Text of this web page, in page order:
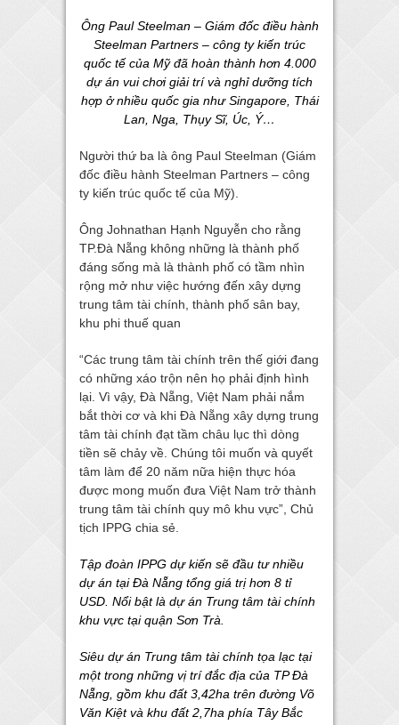
Ông Paul Steelman – Giám đốc điều hành
Steelman Partners – công ty kiến trúc
quốc tế của Mỹ đã hoàn thành hơn 4.000
dự án vui chơi giải trí và nghỉ dưỡng tích
hợp ở nhiều quốc gia như Singapore, Thái
Lan, Nga, Thụy Sĩ, Úc, Ý…
Người thứ ba là ông Paul Steelman (Giám
đốc điều hành Steelman Partners – công
ty kiến trúc quốc tế của Mỹ).
Ông Johnathan Hạnh Nguyễn cho rằng
TP.Đà Nẵng không những là thành phố
đáng sống mà là thành phố có tầm nhìn
rộng mở như việc hướng đến xây dựng
trung tâm tài chính, thành phố sân bay,
khu phi thuế quan
“Các trung tâm tài chính trên thế giới đang
có những xáo trộn nên họ phải định hình
lại. Vì vậy, Đà Nẵng, Việt Nam phải nắm
bắt thời cơ và khi Đà Nẵng xây dựng trung
tâm tài chính đạt tầm châu lục thì dòng
tiền sẽ chảy về. Chúng tôi muốn và quyết
tâm làm để 20 năm nữa hiện thực hóa
được mong muốn đưa Việt Nam trở thành
trung tâm tài chính quy mô khu vực”, Chủ
tịch IPPG chia sẻ.
Tập đoàn IPPG dự kiến sẽ đầu tư nhiều
dự án tại Đà Nẵng tổng giá trị hơn 8 tỉ
USD. Nổi bật là dự án Trung tâm tài chính
khu vực tại quận Sơn Trà.
Siêu dự án Trung tâm tài chính tọa lạc tại
một trong những vị trí đắc địa của TP Đà
Nẵng, gồm khu đất 3,42ha trên đường Võ
Văn Kiệt và khu đất 2,7ha phía Tây Bắc